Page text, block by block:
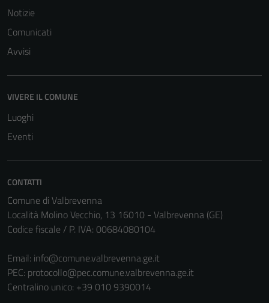
Notizie
Comunicati
Avvisi
VIVERE IL COMUNE
Luoghi
Eventi
CONTATTI
Comune di Valbrevenna
Località Molino Vecchio, 13 16010 - Valbrevenna (GE)
Codice fiscale / P. IVA: 00684080104
Email: info@comune.valbrevenna.ge.it
PEC: protocollo@pec.comune.valbrevenna.ge.it
Centralino unico: +39 010 9390014
informazioni
personali.
Terze parti